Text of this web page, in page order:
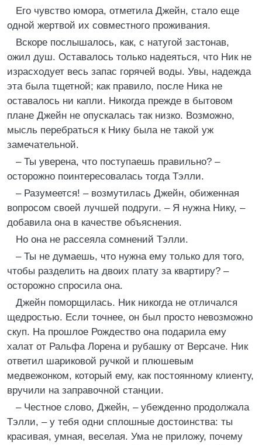
Его чувство юмора, отметила Джейн, стало еще
одной жертвой их совместного проживания.
Вскоре послышалось, как, с натугой застонав,
ожил душ. Оставалось только надеяться, что Ник не
израсходует весь запас горячей воды. Увы, надежда
эта была тщетной; как правило, после Ника не
оставалось ни капли. Никогда прежде в бытовом
плане Джейн не опускалась так низко. Возможно,
мысль перебраться к Нику была не такой уж
замечательной.
– Ты уверена, что поступаешь правильно? –
осторожно поинтересовалась тогда Тэлли.
– Разумеется! – возмутилась Джейн, обиженная
вопросом своей лучшей подруги. – Я нужна Нику, –
добавила она в качестве объяснения.
Но она не рассеяла сомнений Тэлли.
– Ты не думаешь, что нужна ему только для того,
чтобы разделить на двоих плату за квартиру? –
осторожно спросила она.
Джейн поморщилась. Ник никогда не отличался
щедростью. Если точнее, он был просто невозможно
скуп. На прошлое Рождество она подарила ему
халат от Ральфа Лорена и рубашку от Версаче. Ник
ответил шариковой ручкой и плюшевым
медвежонком, который ему, как постоянному клиенту,
вручили на заправочной станции.
– Честное слово, Джейн, – убежденно продолжала
Тэлли, – у тебя одни сплошные достоинства: ты
красивая, умная, веселая. Ума не приложу, почему